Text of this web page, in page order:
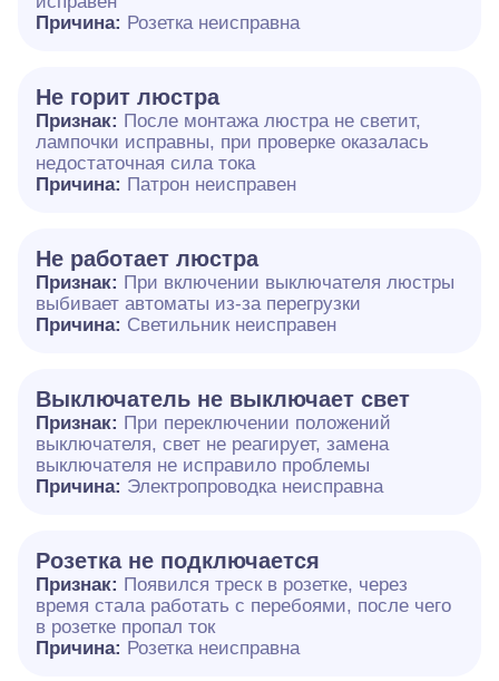
Причина: Розетка неисправна
Не горит люстра
Признак: После монтажа люстра не светит,
лампочки исправны, при проверке оказалась
недостаточная сила тока
Причина: Патрон неисправен
Не работает люстра
Признак: При включении выключателя люстры
выбивает автоматы из-за перегрузки
Причина: Светильник неисправен
Выключатель не выключает свет
Признак: При переключении положений
выключателя, свет не реагирует, замена
выключателя не исправило проблемы
Причина: Электропроводка неисправна
Розетка не подключается
Признак: Появился треск в розетке, через
время стала работать с перебоями, после чего
в розетке пропал ток
Причина: Розетка неисправна